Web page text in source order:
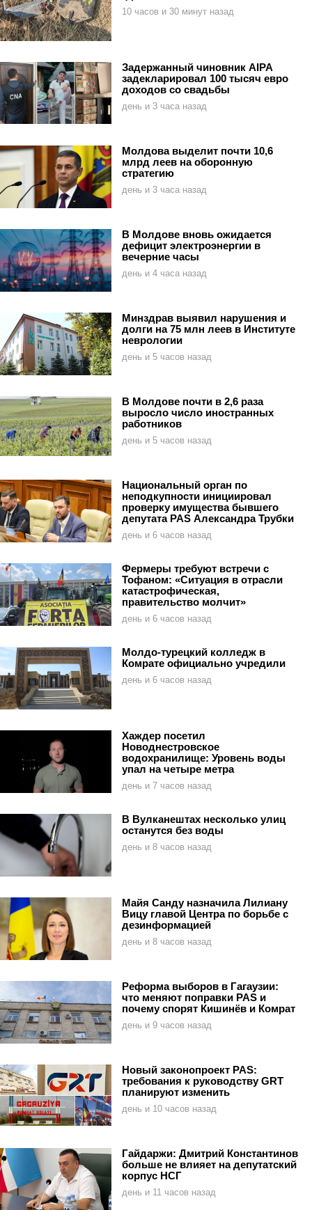
10 часов и 30 минут назад
Задержанный чиновник AIPA
задекларировал 100 тысяч евро
доходов со свадьбы
день и 3 часа назад
Молдова выделит почти 10,6
млрд леев на оборонную
стратегию
день и 3 часа назад
В Молдове вновь ожидается
дефицит электроэнергии в
вечерние часы
день и 4 часа назад
Минздрав выявил нарушения и
долги на 75 млн леев в Институте
неврологии
день и 5 часов назад
В Молдове почти в 2,6 раза
выросло число иностранных
работников
день и 5 часов назад
Национальный орган по
неподкупности инициировал
проверку имущества бывшего
депутата PAS Александра Трубки
день и 6 часов назад
Фермеры требуют встречи с
Тофаном: «Ситуация в отрасли
катастрофическая,
правительство молчит»
день и 6 часов назад
Молдо-турецкий колледж в
Комрате официально учредили
день и 6 часов назад
Хаждер посетил
Новоднестровское
водохранилище: Уровень воды
упал на четыре метра
день и 7 часов назад
В Вулканештах несколько улиц
останутся без воды
день и 8 часов назад
Майя Санду назначила Лилиану
Вицу главой Центра по борьбе с
дезинформацией
день и 8 часов назад
Реформа выборов в Гагаузии:
что меняют поправки PAS и
почему спорят Кишинёв и Комрат
день и 9 часов назад
Новый законопроект PAS:
требования к руководству GRT
планируют изменить
день и 10 часов назад
Гайдаржи: Дмитрий Константинов
больше не влияет на депутатский
корпус НСГ
день и 11 часов назад